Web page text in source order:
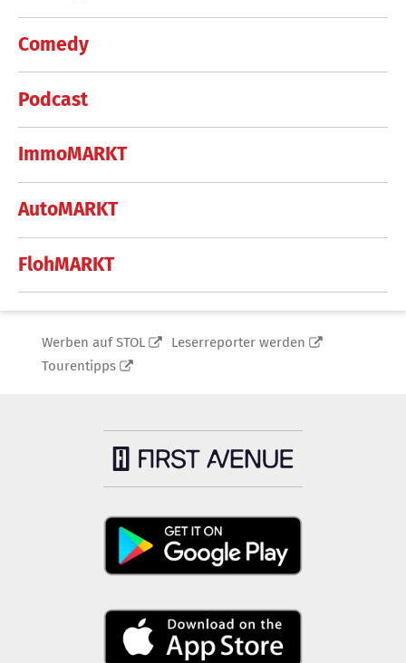
Comedy
Podcast
ImmoMARKT
AutoMARKT
FlohMARKT
Werben auf STOL
Leserreporter werden
Tourentipps